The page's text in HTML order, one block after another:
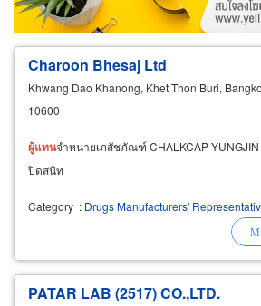
Exporter/Importer
Service
Charoon Bhesaj Ltd
Khwang Dao Khanong, Khet Thon Buri,
10600
ผู้แทนจำหน่ายเภสัชภัณฑ์ CHALKCAP
ปิดสนิท
Category : Drugs Manufacturers'
PATAR LAB (2517) CO.,LTD.